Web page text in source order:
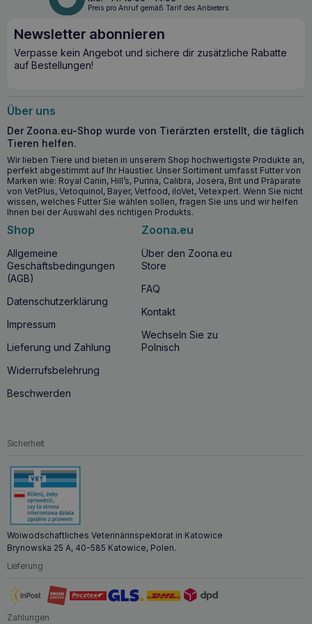
Preis pro Anruf gemäß Tarif des Anbieters.
Newsletter abonnieren
Verpasse kein Angebot und sichere dir zusätzliche Rabatte
auf Bestellungen!
Über uns
Der Zoona.eu-Shop wurde von Tierärzten erstellt, die täglich
Tieren helfen.
Wir lieben Tiere und bieten in unserem Shop hochwertigste Produkte an,
perfekt abgestimmt auf Ihr Haustier. Unser Sortiment umfasst Futter von
Marken wie: Royal Canin, Hill’s, Purina, Calibra, Josera, Brit und Präparate
von VetPlus, Vetoquinol, Bayer, Vetfood, iloVet, Vetexpert. Wenn Sie nicht
wissen, welches Futter Sie wählen sollen, fragen Sie uns und wir helfen
Ihnen bei der Auswahl des richtigen Produkts.
Shop
Allgemeine
Geschäftsbedingungen
(AGB)
Datenschutzerklärung
Impressum
Lieferung und Zahlung
Widerrufsbelehrung
Beschwerden
Zoona.eu
Über den Zoona.eu
Store
FAQ
Kontakt
Wechseln Sie zu
Polnisch
Sicherheit
Woiwodschaftliches Veterinärinspektorat in Katowice
Brynowska 25 A, 40-585 Katowice, Polen.
Lieferung
Zahlungen